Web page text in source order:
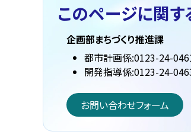
このページに関す
企画部まちづくり推進課
都市計画係:0123-24-
開発指導係:0123-24-
お問い合わせフォーム